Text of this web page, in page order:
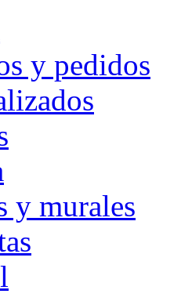
y pedidos
y murales